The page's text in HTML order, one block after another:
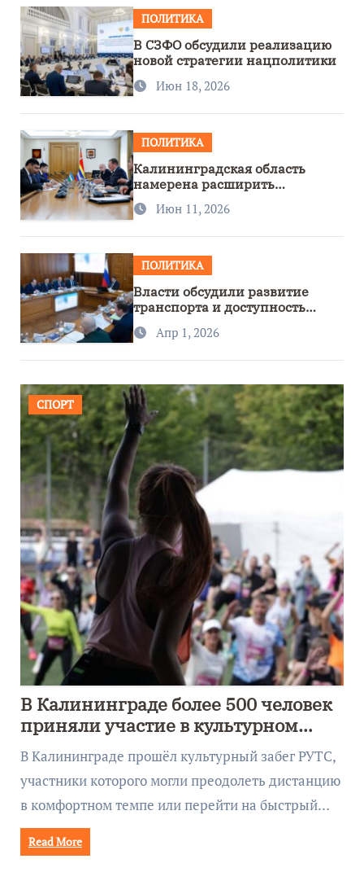
ПОЛИТИКА
В СЗФО обсудили реализацию
новой стратегии нацполитики
Июн 18, 2026
ПОЛИТИКА
Калининградская область
намерена расширить
сотрудничество с Узбекистаном
Июн 11, 2026
ПОЛИТИКА
Власти обсудили развитие
транспорта и доступность
региона
Апр 1, 2026
СПОРТ
В Калининграде более 500 человек
приняли участие в культурном
забеге
В Калининграде прошёл культурный забег РУТС,
участники которого могли преодолеть дистанцию
в комфортном темпе или перейти на быстрый…
Read More